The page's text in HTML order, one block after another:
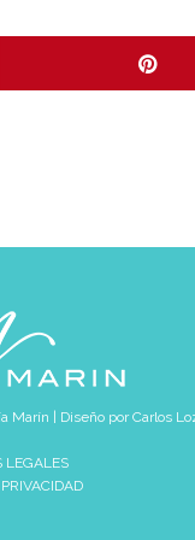
Marín | Diseño porCarlos
LEGALES